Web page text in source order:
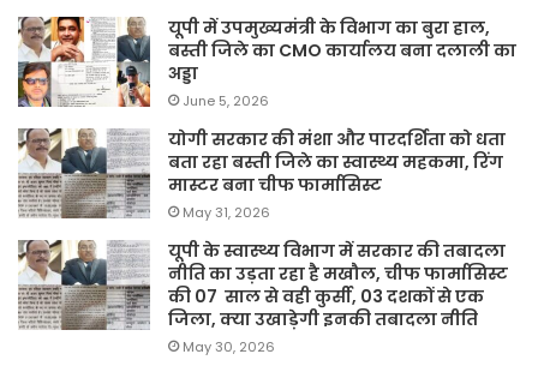
यूपी में उपमुख्यमंत्री के विभाग का बुरा हाल,
बस्ती जिले का CMO कार्यालय बना दलाली का
अड्डा
June 5, 2026
योगी सरकार की मंशा और पारदर्शिता को धता
बता रहा बस्ती जिले का स्वास्थ्य महकमा, रिंग
मास्टर बना चीफ फार्मासिस्ट
May 31, 2026
यूपी के स्वास्थ्य विभाग में सरकार की तबादला
नीति का उड़ता रहा है मखौल, चीफ फार्मासिस्ट
की 07 साल से वही कुर्सी, 03 दशकों से एक
जिला, क्या उखाड़ेगी इनकी तबादला नीति
May 30, 2026